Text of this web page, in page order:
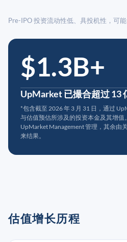
Pre-IPO 投资流动性低、具投机性，可能
$1.3B+
UpMarket 已撮合超过 13
*包含截至 2026 年 3 月 31 日，通过
与估值预估所涉及的投资本金及其增值
UpMarket Management 管理，其余由
来结果。
估值增长历程